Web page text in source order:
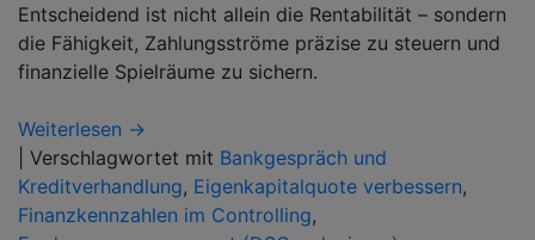
Entscheidend ist nicht allein die Rentabilität – sondern
die Fähigkeit, Zahlungsströme präzise zu steuern und
finanzielle Spielräume zu sichern.
Weiterlesen →
Verschlagwortet mit Bankgespräch und
Kreditverhandlung, Eigenkapitalquote verbessern,
Finanzkennzahlen im Controlling,